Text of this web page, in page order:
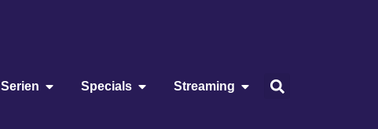
Serien Specials Streaming